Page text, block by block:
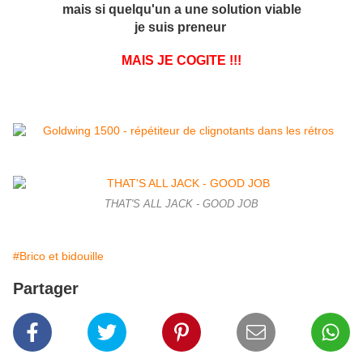
mais si quelqu'un a une solution viable
je suis preneur
MAIS JE COGITE !!!
THAT'S ALL JACK - GOOD JOB
#Brico et bidouille
Partager